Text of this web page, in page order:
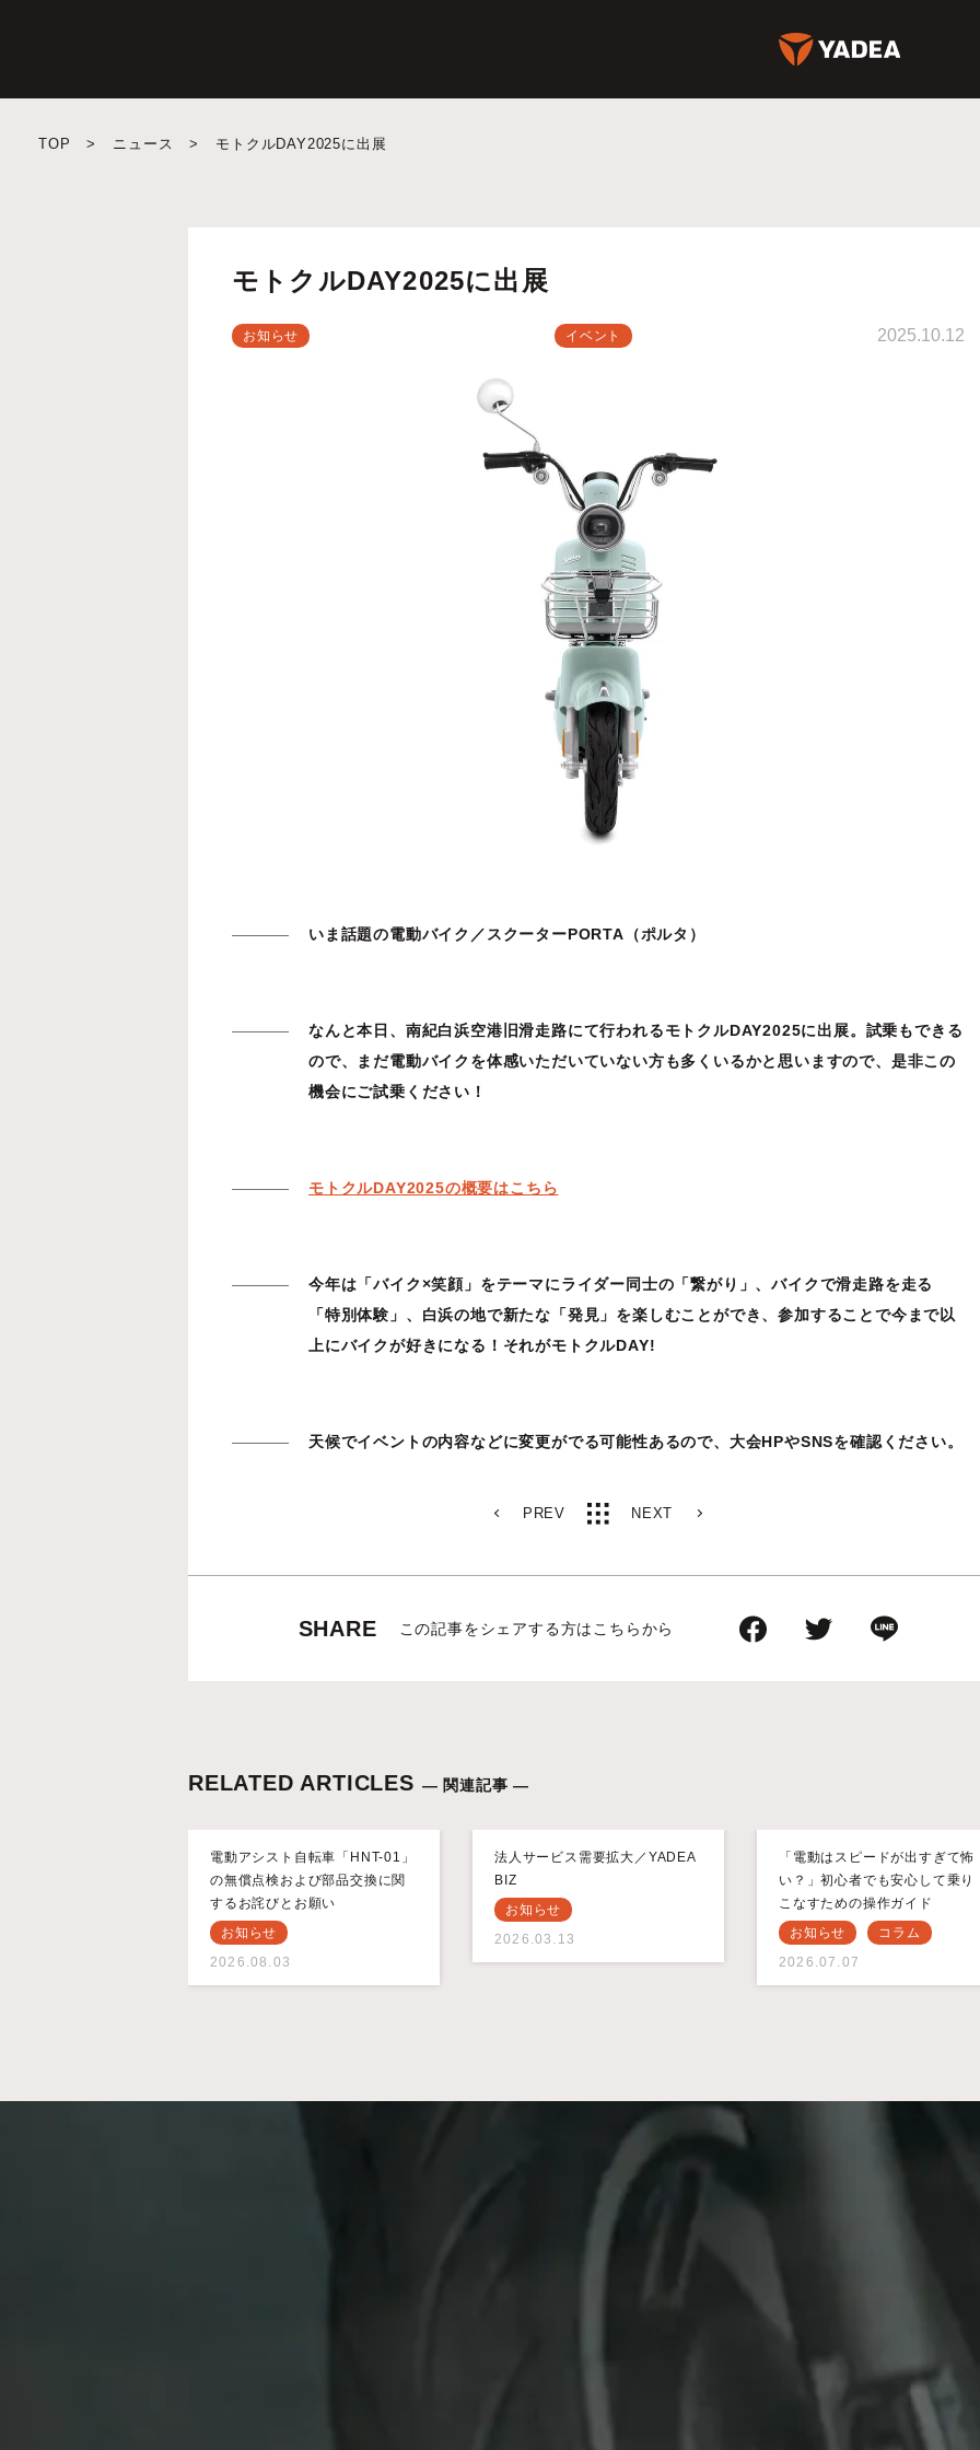
TOP > ニュース > モトクルDAY2025に出展
モトクルDAY2025に出展
お知らせ イベント 2025.10.12
いま話題の電動バイク／スクーターPORTA（ポルタ）
なんと本日、南紀白浜空港旧滑走路にて行われるモトクルDAY2025に出展。試乗もできる
ので、まだ電動バイクを体感いただいていない方も多くいるかと思いますので、是非この
機会にご試乗ください！
モトクルDAY2025の概要はこちら
今年は「バイク×笑顔」をテーマにライダー同士の「繋がり」、バイクで滑走路を走る
「特別体験」、白浜の地で新たな「発見」を楽しむことができ、参加することで今まで以
上にバイクが好きになる！それがモトクルDAY!
天候でイベントの内容などに変更がでる可能性あるので、大会HPやSNSを確認ください。
PREV NEXT
SHARE この記事をシェアする方はこちらから
RELATED ARTICLES — 関連記事 —
電動アシスト自転車「HNT-01」
の無償点検および部品交換に関
するお詫びとお願い
お知らせ
2026.08.03
法人サービス需要拡大／YADEA
BIZ
お知らせ
2026.03.13
「電動はスピードが出すぎて怖
い？」初心者でも安心して乗り
こなすための操作ガイド
お知らせ
コラム
2026.07.07